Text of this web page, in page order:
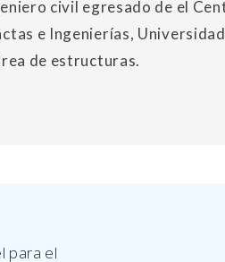
civil egresado de el
e Ingenierías,
de estructuras.
para el